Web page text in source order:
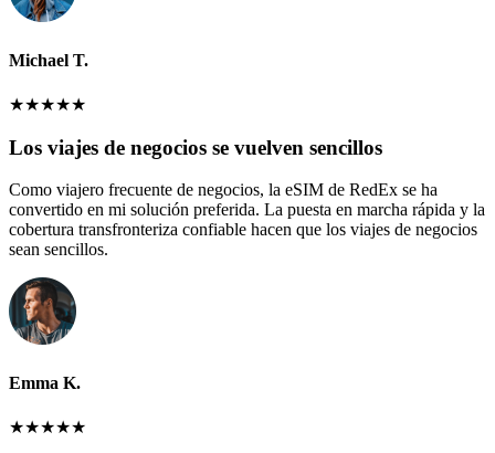
Michael T.
★★★★★
Los viajes de negocios se vuelven sencillos
Como viajero frecuente de negocios, la eSIM de RedEx se ha
convertido en mi solución preferida. La puesta en marcha rápida y la
cobertura transfronteriza confiable hacen que los viajes de negocios
sean sencillos.
Emma K.
★★★★★